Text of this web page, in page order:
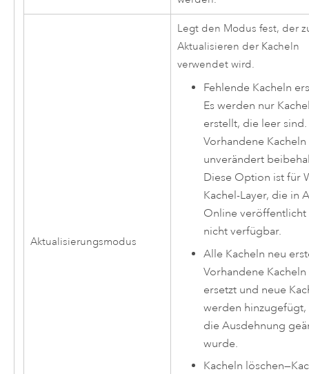
Aktualisierungsmodus
Legt den Modus fest, der
Aktualisieren der Kacheln
verwendet wird.
Fehlende Kacheln
Es werden nur
erstellt, die leer sind.
Vorhandene
unverändert
Diese Option ist für
Kachel-Layer, die in
Online veröffentlicht
nicht verfügbar.
Alle Kacheln neu
Vorhandene
ersetzt und neue
werden hinzugefügt,
die Ausdehnung
wurde.
Kacheln löschen—